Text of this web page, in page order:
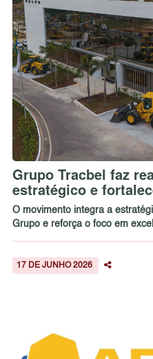
Grupo Tracbel faz
estratégico e
O movimento integra a
Grupo e reforça o foco em
17 DE JUNHO 2026